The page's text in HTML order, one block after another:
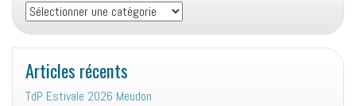
Vie
associative
:
Articles récents
TdP Estivale 2026 Meudon